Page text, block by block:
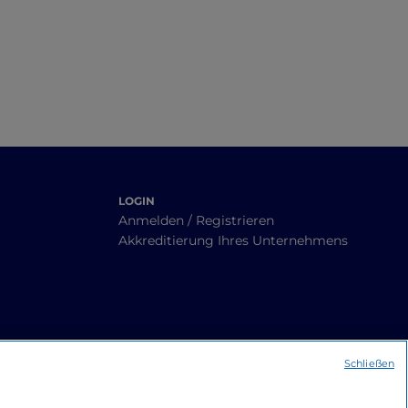
LOGIN
Anmelden / Registrieren
Akkreditierung Ihres Unternehmens
Schließen